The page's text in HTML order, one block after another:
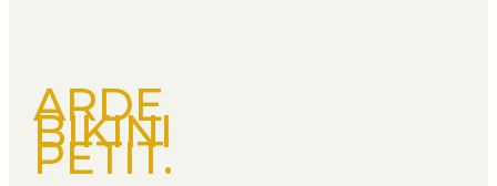
ARDE
BIKINI
PETIT.